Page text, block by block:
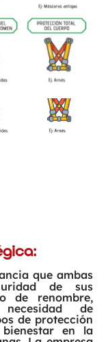
que ambas
de sus
de renombre,
de
de protección
en la